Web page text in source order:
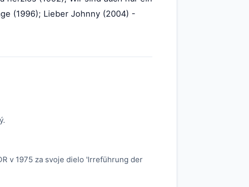
(1996); Lieber Johnny (2004) -
v 1975 za svoje dielo 'Irreführung der